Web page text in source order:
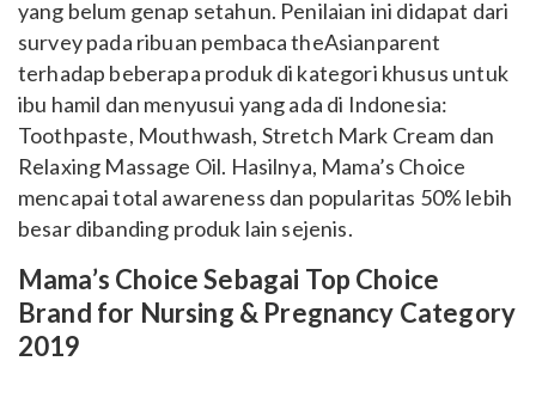
yang belum genap setahun. Penilaian ini didapat dari
survey pada ribuan pembaca theAsianparent
terhadap beberapa produk di kategori khusus untuk
ibu hamil dan menyusui yang ada di Indonesia:
Toothpaste, Mouthwash, Stretch Mark Cream dan
Relaxing Massage Oil. Hasilnya, Mama’s Choice
mencapai total awareness dan popularitas 50% lebih
besar dibanding produk lain sejenis.
Mama’s Choice Sebagai Top Choice
Brand for Nursing & Pregnancy Category
2019